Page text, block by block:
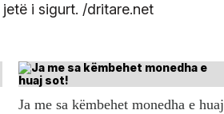
i sigurt. /dritare.net
Ja me sa këmbehet monedha e huaj